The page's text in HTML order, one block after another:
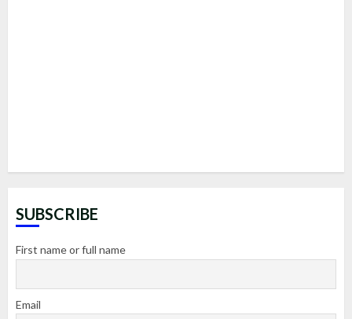
SUBSCRIBE
First name or full name
Email